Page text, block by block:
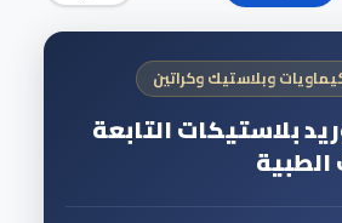
وبلاستيك وكراتين
بلاستيكات التابعة